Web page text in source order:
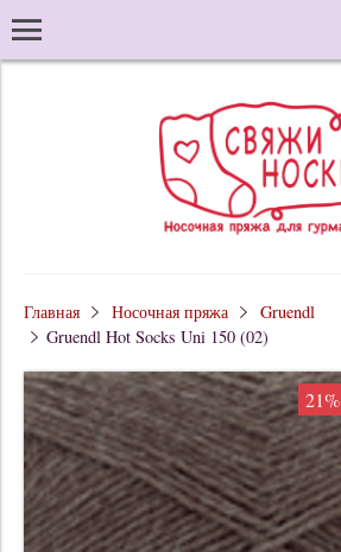
Главная Носочная пряжа
Gruendl
Gruendl Hot Socks Uni 150 (02)
21%